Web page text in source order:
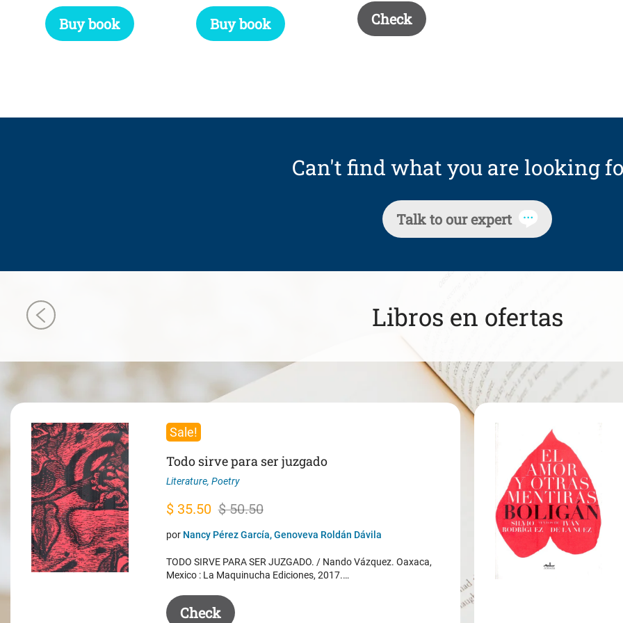
Buy book Buy book Check
Can't find what you are looking
Talk to our expert
Libros en ofertas
Sale!
Todo sirve para ser juzgado
Literature, Poetry
$50.50
Original
price
$ 50.50.
$35.50
Current
price
$ 35.50.
por Nancy Pérez García, Genoveva Roldán Dávila
TODO SIRVE PARA SER JUZGADO. / Nando Vázquez. Oaxaca,
Mexico : La Maquinucha Ediciones, 2017.…
Check